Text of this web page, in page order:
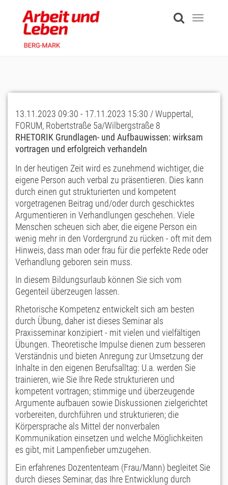
content
Toggle
13.11.2023 09:30 - 17.11.2023 15:30 / Wuppertal,
FORUM, Robertstraße 5a/Wilbergstraße 8
RHETORIK Grundlagen- und Aufbauwissen: wirksam
vortragen und erfolgreich verhandeln
In der heutigen Zeit wird es zunehmend wichtiger, die
eigene Person auch verbal zu präsentieren. Dies kann
durch einen gut strukturierten und kompetent
vorgetragenen Beitrag und/oder durch geschicktes
Argumentieren in Verhandlungen geschehen. Viele
Menschen scheuen sich aber, die eigene Person ein
wenig mehr in den Vordergrund zu rücken - oft mit dem
Hinweis, dass man oder frau für die perfekte Rede oder
Verhandlung geboren sein muss.
In diesem Bildungsurlaub können Sie sich vom
Gegenteil überzeugen lassen.
Rhetorische Kompetenz entwickelt sich am besten
durch Übung, daher ist dieses Seminar als
Praxisseminar konzipiert - mit vielen und vielfältigen
Übungen. Theoretische Impulse dienen zum besseren
Verständnis und bieten Anregung zur Umsetzung der
Inhalte in den eigenen Berufsalltag: U.a. werden Sie
trainieren, wie Sie Ihre Rede strukturieren und
kompetent vortragen; stimmige und überzeugende
Argumente aufbauen sowie Diskussionen zielgerichtet
vorbereiten, durchführen und strukturieren; die
Körpersprache als Mittel der nonverbalen
Kommunikation einsetzen und welche Möglichkeiten
es gibt, mit Lampenfieber umzugehen.
Ein erfahrenes Dozententeam (Frau/Mann) begleitet Sie
durch dieses Seminar, das Ihre Entwicklung durch